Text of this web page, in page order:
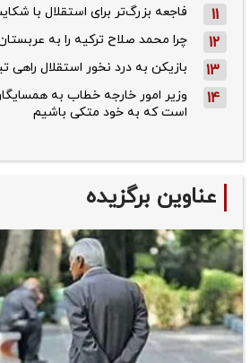
11 فاجعه بزرگ‌تر برای استقلال با
12 چرا محمد صلاح ترکیه را به
13 بازیکن به درد نخور استقلال راهی
14
وزیر امور خارجه خطاب به
است که به خود متکی باشیم
عناوین برگزیده